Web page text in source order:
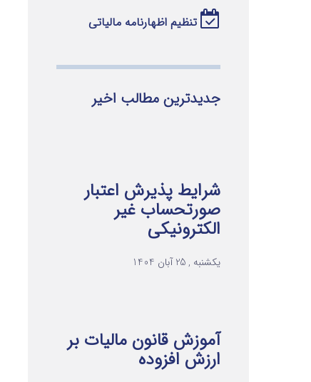
تنظیم اظهارنامه مالیاتی
جدیدترین مطالب اخیر
شرایط پذیرش اعتبار
صورتحساب غیر
الکترونیکی
یکشنبه , 25 آبان 1404
آموزش قانون مالیات بر
ارزش افزوده